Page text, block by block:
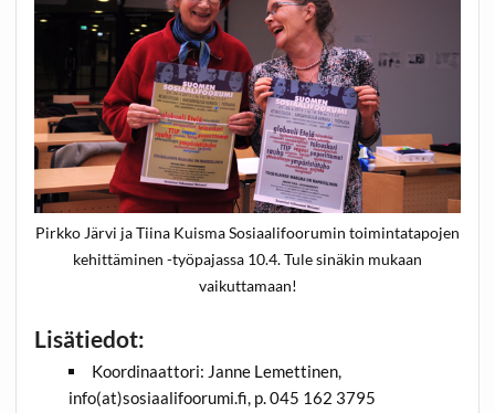
Pirkko Järvi ja Tiina Kuisma Sosiaalifoorumin toimintatapojen
kehittäminen -työpajassa 10.4. Tule sinäkin mukaan
vaikuttamaan!
Lisätiedot:
Koordinaattori: Janne Lemettinen,
info(at)sosiaalifoorumi.fi, p. 045 162 3795